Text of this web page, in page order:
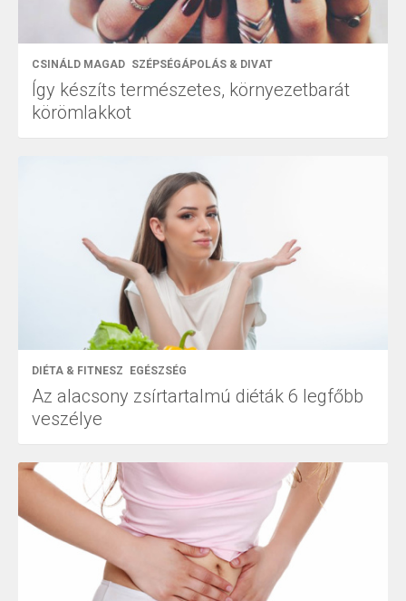
CSINÁLD MAGAD SZÉPSÉGÁPOLÁS & DIVAT
Így készíts természetes, környezetbarát
körömlakkot
DIÉTA & FITNESZ EGÉSZSÉG
Az alacsony zsírtartalmú diéták 6 legfőbb
veszélye